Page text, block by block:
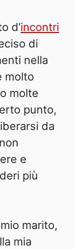
d’incontri
di
nella
molto
molte
punto,
da
e
più
marito,
mia